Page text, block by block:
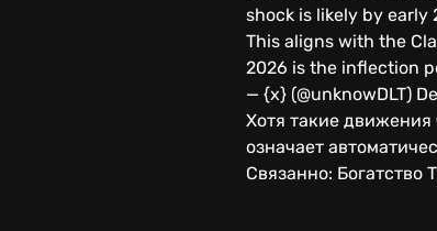
shock is likely by early
This aligns with the
2026 is the inflection
— {x} (@unknowDLT)
Хотя такие движения
означает
Связанно: Богатство